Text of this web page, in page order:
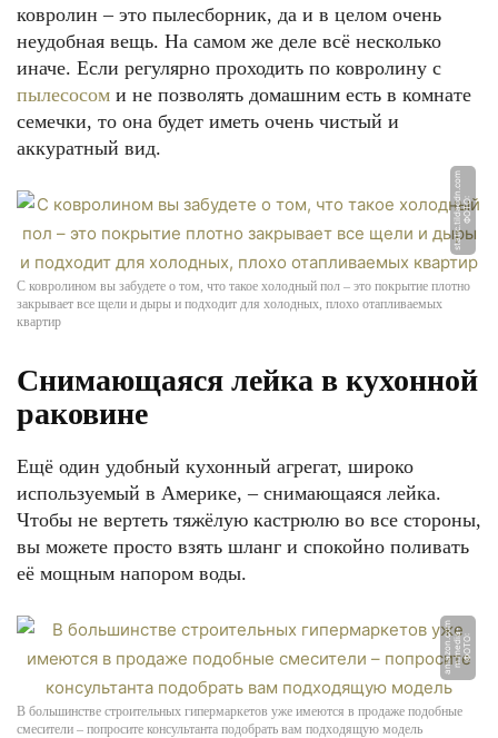
ковролин – это пылесборник, да и в целом очень
неудобная вещь. На самом же деле всё несколько
иначе. Если регулярно проходить по ковролину с
пылесосом и не позволять домашним есть в комнате
семечки, то она будет иметь очень чистый и
аккуратный вид.
Ф
О
Т
О:
s
t
a
ti
c.
til
d
a
c
d
n.
c
o
m
С ковролином вы забудете о том, что такое холодный пол – это покрытие плотно
закрывает все щели и дыры и подходит для холодных, плохо отапливаемых
квартир
Снимающаяся лейка в кухонной
раковине
Ещё один удобный кухонный агрегат, широко
используемый в Америке, – снимающаяся лейка.
Чтобы не вертеть тяжёлую кастрюлю во все стороны,
вы можете просто взять шланг и спокойно поливать
её мощным напором воды.
Ф
О
Т
О:
m.
m
e
di
a
-a
m
a
z
o
n.
c
o
m
В большинстве строительных гипермаркетов уже имеются в продаже подобные
смесители – попросите консультанта подобрать вам подходящую модель